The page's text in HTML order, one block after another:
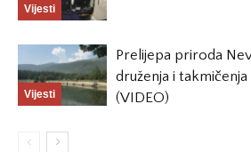
Vijesti
Vijesti
Prelijepa priroda
druženja i
(VIDEO)